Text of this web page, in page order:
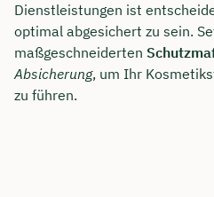
Dienstleistungen ist
optimal abgesichert zu sein.
maßgeschneiderten
Absicherung, um Ihr
zu führen.